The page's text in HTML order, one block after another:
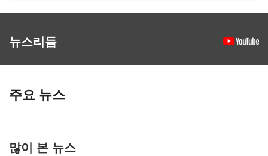
뉴스리듬
주요 뉴스
많이 본 뉴스